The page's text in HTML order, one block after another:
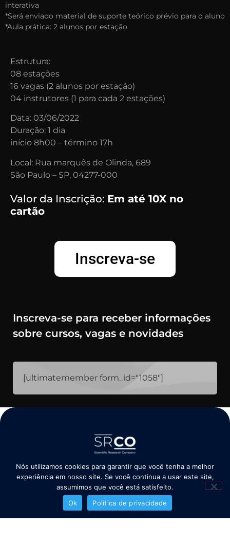
interativa
*Será enviado material de suporte teórico prévio para o aluno
*Aula prática: 2 alunos por estação
Estrutura:
08 estações
16 vagas (2 alunos por estação)
04 instrutores (1 para cada 2 estações)
Data: 03/06/2022
Duração: 1 dia
início 8h00 – término 17h
Local: Rua marquês de Olinda, 689
São Paulo – SP, 04277-000
Valor da Inscrição: Em até 10X no
cartão
Inscreva-se
Inscreva-se para receber informações
sobre cursos, vagas e novidades
[ultimatemember form_id="1058"]
Copyright 2026 ©️ Scientific Research & CO - Todos os direitos reservados
Nós utilizamos cookies para garantir que você tenha a melhor
experiência em nosso site. Se você continua a usar este site,
assumimos que você está satisfeito.
Ok
Política de privacidade